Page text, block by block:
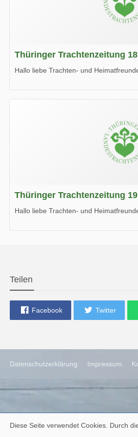
Thüringer Trachtenzeitung
Hallo liebe Trachten- und
Wir wünschen Euch viel Spaß beim
Thüringer Trachtenzeitung
Hallo liebe Trachten- und
Teilen
Facebook Twitter
Datenschutzerklärung Impressum
Diese Seite verwendet Cookies. Durch